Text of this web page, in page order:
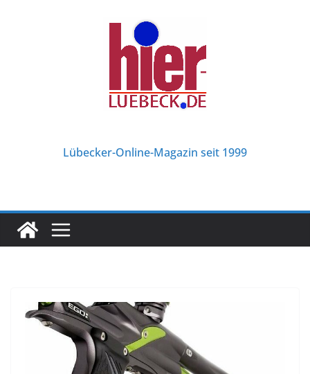
Lübecker-Online-Magazin seit 1999